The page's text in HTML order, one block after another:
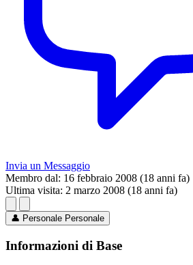
Invia un Messaggio
Membro dal: 16 febbraio 2008 (18 anni fa)
Ultima visita: 2 marzo 2008 (18 anni fa)
👤 Personale Personale
Informazioni di Base